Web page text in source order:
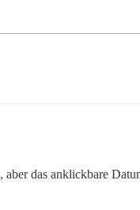
das anklickbare